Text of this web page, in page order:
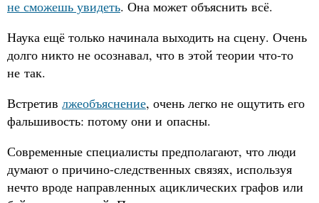
не сможешь увидеть. Она может объяснить всё.
Наука ещё только начинала выходить на сцену. Очень
долго никто не осознавал, что в этой теории что-то
не так.
Встретив лжеобъяснение, очень легко не ощутить его
фальшивость: потому они и опасны.
Современные специалисты предполагают, что люди
думают о причино-следственных связях, используя
нечто вроде направленных ациклических графов или